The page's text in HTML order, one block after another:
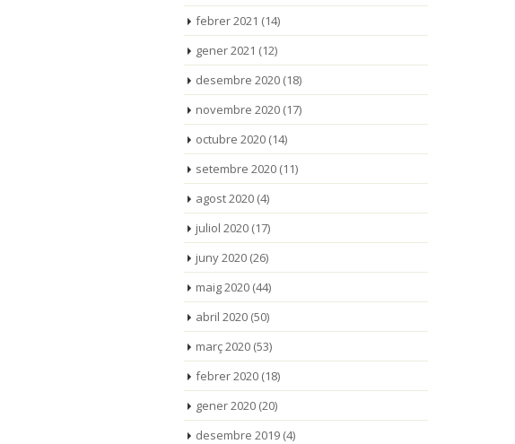
febrer 2021 (14)
gener 2021 (12)
desembre 2020(18)
novembre 2020(17)
octubre 2020(14)
setembre 2020(11)
agost 2020(4)
juliol 2020(17)
juny 2020(26)
maig 2020(44)
abril 2020(50)
març 2020(53)
febrer 2020(18)
gener 2020(20)
desembre 2019(4)